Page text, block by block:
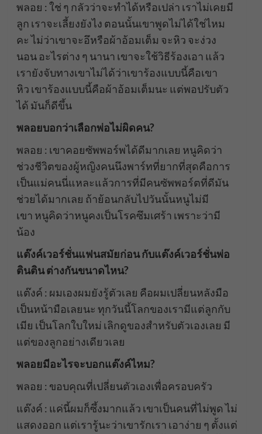
พลอย : ใช่ ๆ กลัวว่าจะทำได้หรือเปล่า เราไม่เคยมี
ลูก เราจะเลี้ยงยังไง ตอนนั้นเขาพูดไม่ได้ใช่ไหม
คะ ไม่ว่าเขาจะอึหรือผ้าอ้อมเต็ม จะหิว จะง่วง
นอน อะไรต่าง ๆ นานา เขาจะใช้วิธีร้องเอา แล้ว
เรายังจับทางเขาไม่ได้ว่าเขาร้องแบบนี้คือเขา
หิว เขาร้องแบบนี้คือผ้าอ้อมเต็มนะ แต่พอปรับตัว
ได้ มันก็ดีขึ้น
พลอยบอกว่าเลือกพ่อไม่ผิดคน?
พลอย : เขาคอยซัพพอร์พได้ดีมากเลย หนูคิดว่า
ช่วงชีวิตของผู้หญิงคนนึงพาร์ทที่ยากที่สุดคือการ
เป็นแม่คนนี่แหละแล้วการที่มีคนซัพพอร์ตที่ดีมัน
ช่วยได้มากเลย ถ้าย้อนกลับไปวันนั้นหนูไม่มี
เขา หนูคิดว่าหนูคงเป็นโรคซึมเศร้า เพราะว่ามี
น้อง
แต๊งค์เวอร์ชั่นแฟนสมัยก่อน กับแต๊งค์เวอร์ชั่นพ่อ
ตินติน ต่างกันขนาดไหน?
แต๊งค์ : ผมเองผมยังรู้ตัวเลย คือผมเปลี่ยนหลังมือ
เป็นหน้ามือเลยนะ ทุกวันนี้โลกของเรามีแต่ลูกกับ
เมีย เป็นโลกใบใหม่ เลิกดูของสำหรับตัวเองเลย มี
แต่ของลูกอย่างเดียวเลย
พลอยมีอะไรจะบอกแต๊งค์ไหม?
พลอย : ขอบคุณที่เปลี่ยนตัวเองเพื่อครอบครัว
แต๊งค์ : แค่นี้ผมก็ซึ้งมากแล้ว เขาเป็นคนที่ไม่พูด ไม่
แสดงออก แต่เรารู้นะว่าเขารักเรา เอาง่าย ๆ ตั้งแต่